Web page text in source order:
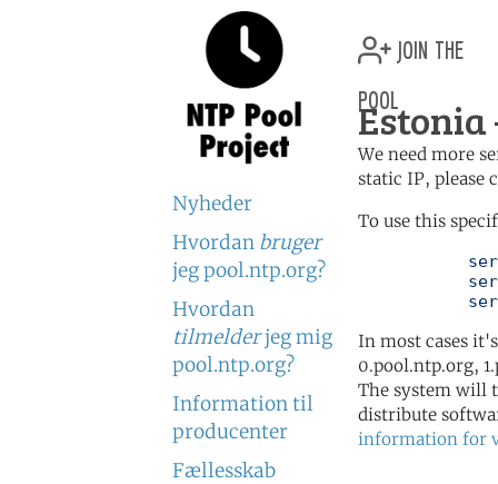
Nyheder
Hvordan bruger
jeg pool.ntp.org?
Hvordan
tilmelderjeg mig
pool.ntp.org?
Information til
producenter
Fællesskab
join the
pool
We need more
static IP, please
To use this
In most cases
0.pool.ntp.org,
The system will
distribute
information for